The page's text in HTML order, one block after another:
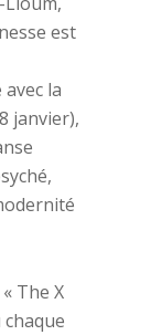
est
la
janvier),
The X